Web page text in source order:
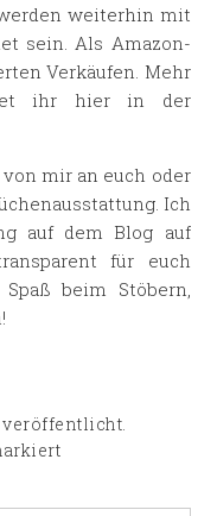
weiterhin mit
sein. Als Amazon-
Verkäufen. Mehr
ihr hier in der
mir an euch oder
Ich
auf dem Blog auf
für euch
beim Stöbern,